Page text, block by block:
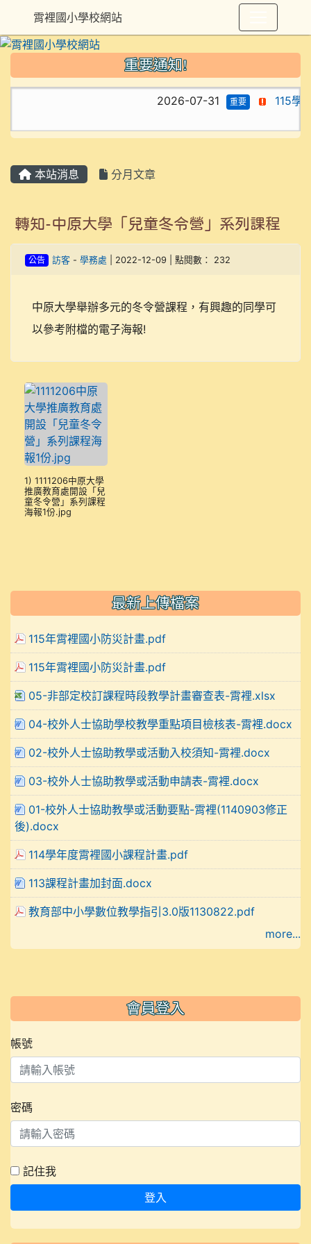
重要通知!
2026-07-31 重要 115學
本站消息 分月文章
轉知-中原大學「兒童冬令營」系列課程
公告 訪客- 學務處 | 2022-12-09 | 點閱數： 232
中原大學舉辦多元的冬令營課程，有興趣的同學可
以參考附檔的電子海報!
1) 1111206中原大學
推廣教育處開設「兒
童冬令營」系列課程
海報1份.jpg
最新上傳檔案
115年霄裡國小防災計畫.pdf
115年霄裡國小防災計畫.pdf
05-非部定校訂課程時段教學計畫審查表-霄裡.xlsx
04-校外人士協助學校教學重點項目檢核表-霄裡.docx
02-校外人士協助教學或活動入校須知-霄裡.docx
03-校外人士協助教學或活動申請表-霄裡.docx
01-校外人士協助教學或活動要點-霄裡(1140903修正
後).docx
114學年度霄裡國小課程計畫.pdf
113課程計畫加封面.docx
教育部中小學數位教學指引3.0版1130822.pdf
more...
會員登入
帳號
密碼
記住我
登入
霄裡國小學校網站